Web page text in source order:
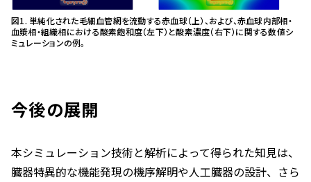
図1. 単純化された毛細血管網を流動する赤血球（上）、および、赤血球内部相・
血漿相・組織相における酸素飽和度（左下）と酸素濃度（右下）に関する数値シ
ミュレーションの例。
今後の展開
本シミュレーション技術と解析によって得られた知見は、
臓器特異的な機能発現の機序解明や人工臓器の設計、さら